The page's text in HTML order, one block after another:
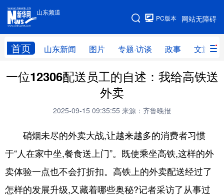
山东频道
网站无障碍
PC版本
首页 山东新闻 图片 专题·访谈 政事 文旅
手机版
网站地图
学习进行时 高层 时政 人事
全球连线
科技 科普 体育 文化
健康 军事 访谈 视频
一位12306配送员工的自述：我给高铁送
外卖
2025-09-15 09:35:55 来源：齐鲁晚报
硝烟未尽的外卖大战,让越来越多的消费者习惯
于“人在家中坐,餐食送上门”。既使乘坐高铁,这样的外
卖体验一点也不会打折扣。高铁上的外卖配送经过了
怎样的发展升级,又藏着哪些奥秘?记者采访了从事过